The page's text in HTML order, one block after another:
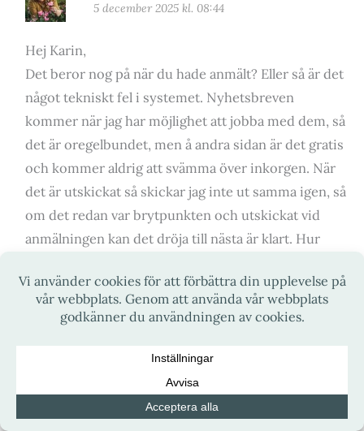
5 december 2025 kl. 08:44
Hej Karin,
Det beror nog på när du hade anmält? Eller så är det
något tekniskt fel i systemet. Nyhetsbreven
kommer när jag har möjlighet att jobba med dem, så
det är oregelbundet, men å andra sidan är det gratis
och kommer aldrig att svämma över inkorgen. När
det är utskickat så skickar jag inte ut samma igen, så
om det redan var brytpunkten och utskickat vid
anmälningen kan det dröja till nästa är klart. Hur
har flera jobb. Om det här systemet inte fungerar
behöver jag hitta ett annat sätt att kommunicera,
beroende av sociala medier. Önskar dig en Fin helg!